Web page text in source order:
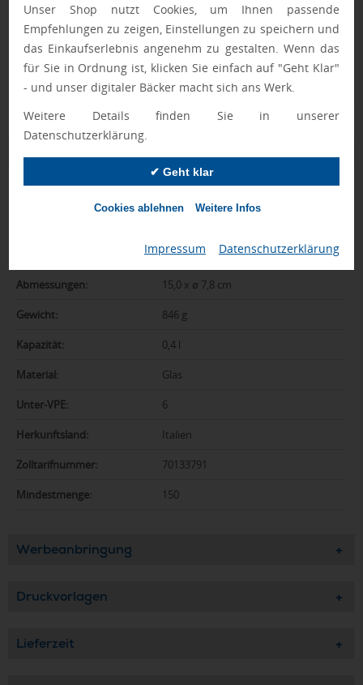
Unser Shop nutzt Cookies, um Ihnen passende
Empfehlungen zu zeigen, Einstellungen zu speichern und
das Einkaufserlebnis angenehm zu gestalten. Wenn das
für Sie in Ordnung ist, klicken Sie einfach auf "Geht Klar"
- und unser digitaler Bäcker macht sich ans Werk.
Weitere Details finden Sie in unserer
Datenschutzerklärung.
✔ Geht klar
Cookies ablehnen Weitere Infos
Impressum Datenschutzerklärung
Nur Produkte, die unserenQualitätscheckbestehen,
schaffen es in den Shop.Mehr erfahren
Ewa Engel,
Qualitätssicherung
klarglas
Abmessungen: 15,0 x ø 7,8 cm
Gewicht: 846 g
Kapazität: 0,4 l
Material: Glas
Unter-VPE: 6
Herkunftsland: Italien
Zolltarifnummer: 70133791
Mindestmenge: 150
Werbeanbringung
Druckvorlagen
Lieferzeit